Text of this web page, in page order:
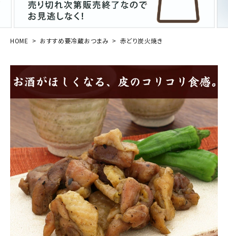
ACCOUNT MENU
商品カテゴリー
お酒別オススメ
価格別
お問い合わせ
ご利用ガイド
直営店
HOME おすすめ要冷蔵おつまみ 赤どり炭火焼き